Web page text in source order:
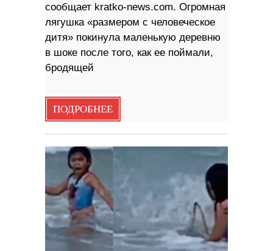
сообщает kratko-news.com. Огромная
лягушка «размером с человеческое
дитя» покинула маленькую деревню
в шоке после того, как ее поймали,
бродящей
ПОДРОБНЕЕ